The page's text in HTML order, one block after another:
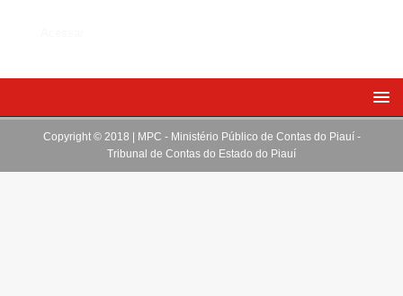
Copyright © 2018 | MPC - Ministério Público de Contas do Piauí -
Tribunal de Contas do Estado do Piauí